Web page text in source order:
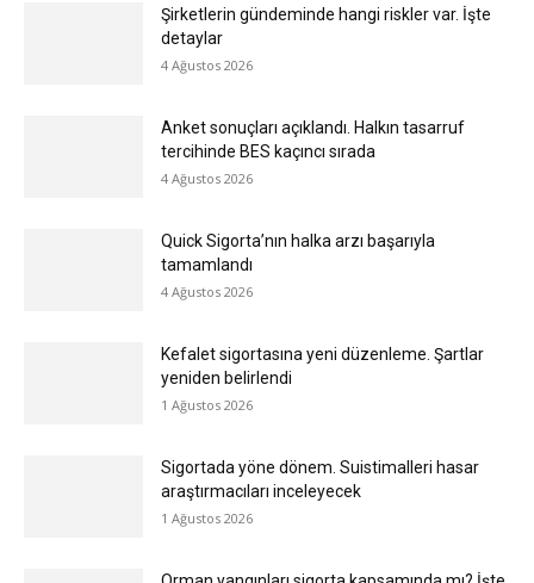
Şirketlerin gündeminde hangi riskler var. İşte
detaylar
4 Ağustos 2026
Anket sonuçları açıklandı. Halkın tasarruf
tercihinde BES kaçıncı sırada
4 Ağustos 2026
Quick Sigorta’nın halka arzı başarıyla
tamamlandı
4 Ağustos 2026
Kefalet sigortasına yeni düzenleme. Şartlar
yeniden belirlendi
1 Ağustos 2026
Sigortada yöne dönem. Suistimalleri hasar
araştırmacıları inceleyecek
1 Ağustos 2026